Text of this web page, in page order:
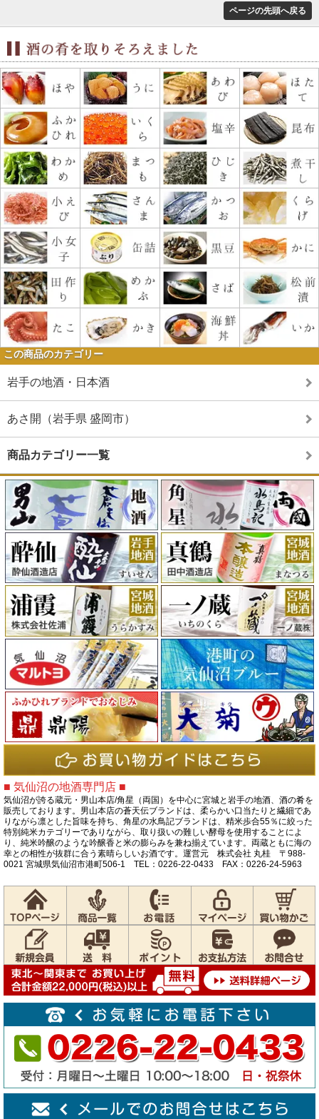
ページの先頭へ戻る
この商品のカテゴリー
岩手の地酒・日本酒
あさ開（岩手県 盛岡市）
商品カテゴリー一覧
■ 気仙沼の地酒専門店 ■
気仙沼が誇る蔵元・男山本店/角星（両国）を中心に宮城と岩手の地酒、酒の肴を
販売しております。男山本店の蒼天伝ブランドは、柔らかい口当たりと繊細であ
りながら凛とした旨味を持ち、角星の水鳥記ブランドは、精米歩合55％に絞った
特別純米カテゴリーでありながら、取り扱いの難しい酵母を使用することによ
り、純米吟醸のような吟醸香と米の膨らみを兼ね揃えています。両蔵ともに海の
幸との相性が抜群に合う素晴らしいお酒です。運営元 株式会社 丸桂 〒988-
0021 宮城県気仙沼市港町506-1 TEL：0226-22-0433 FAX：0226-24-5963